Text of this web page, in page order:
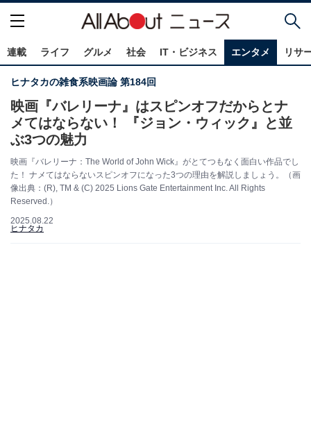
連載 ライフ グルメ 社会 IT・ビジネス エンタメ リサ
ヒナタカの雑食系映画論 第184回
映画『バレリーナ』はスピンオフだからとナ
メてはならない！ 『ジョン・ウィック』と並
ぶ3つの魅力
映画『バレリーナ：The World of John Wick』がとてつもなく面白い作品でし
た！ ナメてはならないスピンオフになった3つの理由を解説しましょう。（画
像出典：(R), TM & (C) 2025 Lions Gate Entertainment Inc. All Rights
Reserved.）
2025.08.22
ヒナタカ